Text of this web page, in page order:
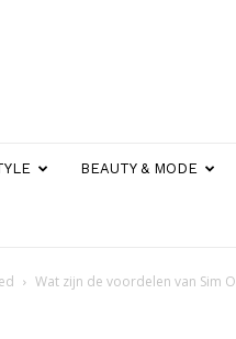
BEAUTY & MODE
Wat zijn de voordelen van Sim